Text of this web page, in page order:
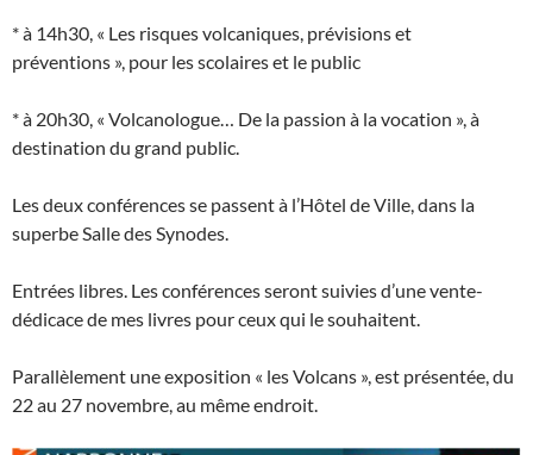
* à 14h30, « Les risques volcaniques, prévisions et
préventions », pour les scolaires et le public
* à 20h30, « Volcanologue… De la passion à la vocation », à
destination du grand public.
Les deux conférences se passent à l’Hôtel de Ville, dans la
superbe Salle des Synodes.
Entrées libres. Les conférences seront suivies d’une vente-
dédicace de mes livres pour ceux qui le souhaitent.
Parallèlement une exposition « les Volcans », est présentée, du
22 au 27 novembre, au même endroit.